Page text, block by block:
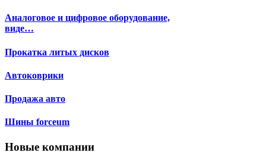
Аналоговое и цифровое оборудование,
виде…
Прокатка литых дисков
Автоковрики
Продажа авто
Шины forceum
Новые компании